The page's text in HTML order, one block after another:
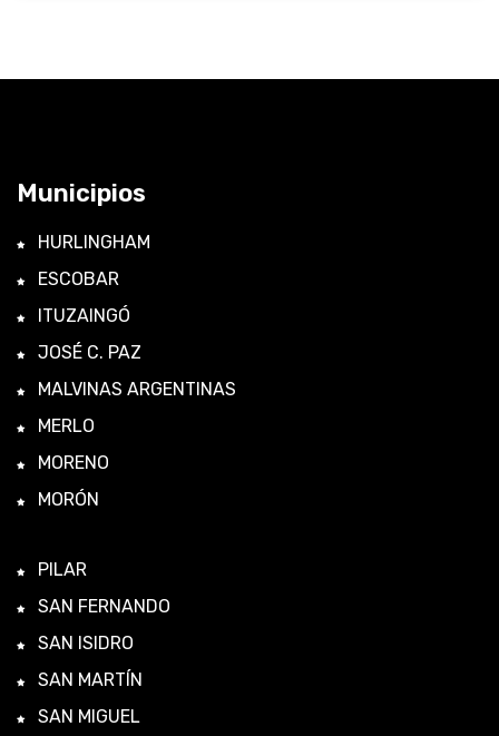
Municipios
HURLINGHAM
ESCOBAR
ITUZAINGÓ
JOSÉ C. PAZ
MALVINAS ARGENTINAS
MERLO
MORENO
MORÓN
PILAR
SAN FERNANDO
SAN ISIDRO
SAN MARTÍN
SAN MIGUEL